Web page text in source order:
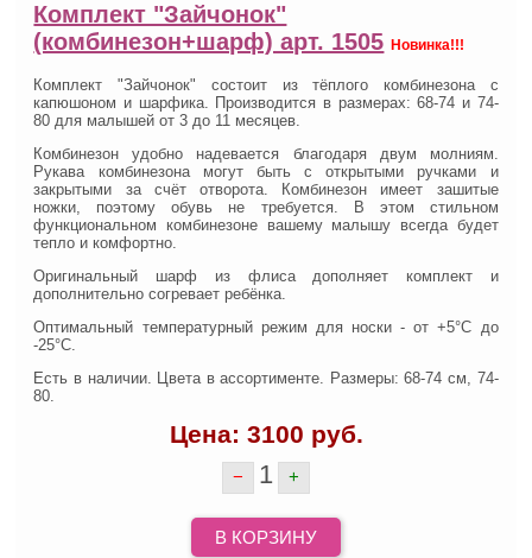
Комплект "Зайчонок"
(комбинезон+шарф) арт. 1505 Новинка!!!
Комплект "Зайчонок" состоит из тёплого комбинезона с
капюшоном и шарфика. Производится в размерах: 68-74 и 74-
80 для малышей от 3 до 11 месяцев.
Комбинезон удобно надевается благодаря двум молниям.
Рукава комбинезона могут быть с открытыми ручками и
закрытыми за счёт отворота. Комбинезон имеет зашитые
ножки, поэтому обувь не требуется.
В этом стильном
функциональном комбинезоне вашему малышу всегда будет
тепло и комфортно.
Оригинальный шарф из флиса дополняет комплект и
дополнительно согревает ребёнка.
Оптимальный температурный режим для носки - от +5°С до
-25°С.
Есть в наличии. Цвета в ассортименте. Размеры: 68-74 см, 74-
80.
Цена: 3100 руб.
− 1 +
В КОРЗИНУ